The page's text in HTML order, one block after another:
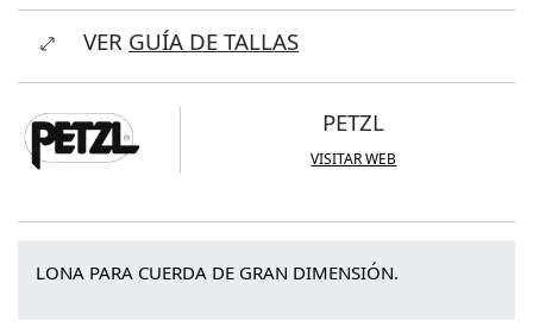
VER GUÍA DE TALLAS
PETZL
VISITAR WEB
LONA PARA CUERDA DE GRAN DIMENSIÓN.